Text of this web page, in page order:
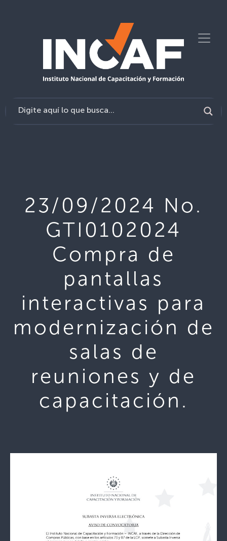
23/09/2024 No.
GTI0102024
Compra de
pantallas
interactivas para
modernización de
salas de
reuniones y de
capacitación.